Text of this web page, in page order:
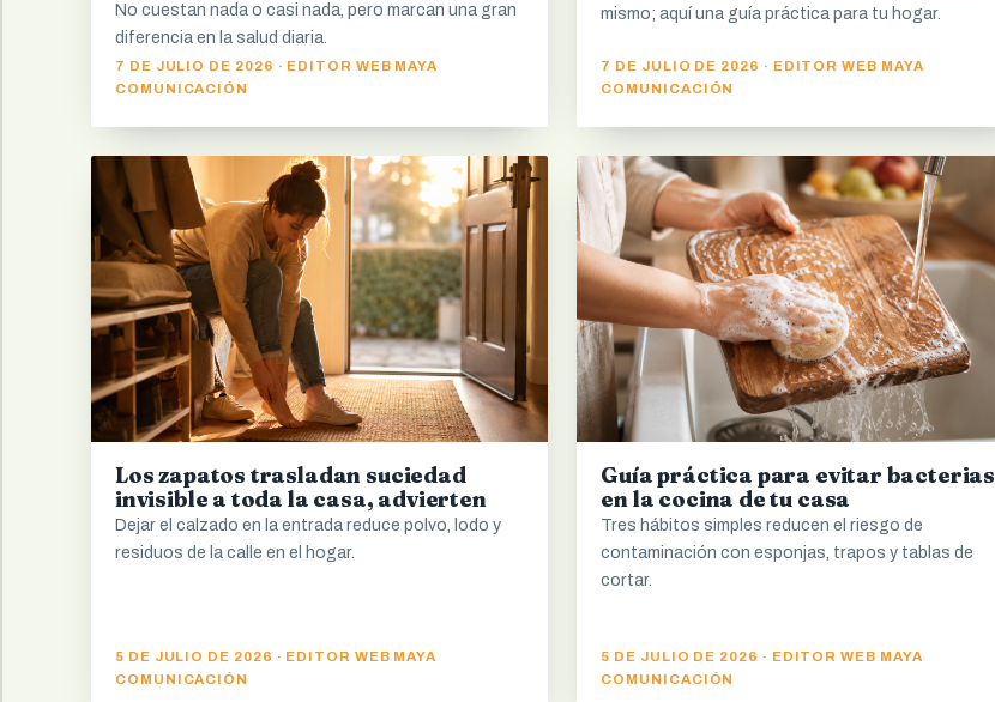
No cuestan nada o casi nada, pero marcan una gran
diferencia en la salud diaria.
7 DE JULIO DE 2026 · EDITOR WEB MAYA
COMUNICACIÓN
mismo; aquí una guía práctica para tu hogar.
7 DE JULIO DE 2026 · EDITOR WEB MAYA
COMUNICACIÓN
Los zapatos trasladan suciedad
invisible a toda la casa, advierten
Dejar el calzado en la entrada reduce polvo, lodo y
residuos de la calle en el hogar.
5 DE JULIO DE 2026 · EDITOR WEB MAYA
COMUNICACIÓN
Guía práctica para evitar bacterias
en la cocina de tu casa
Tres hábitos simples reducen el riesgo de
contaminación con esponjas, trapos y tablas de
cortar.
5 DE JULIO DE 2026 · EDITOR WEB MAYA
COMUNICACIÓN